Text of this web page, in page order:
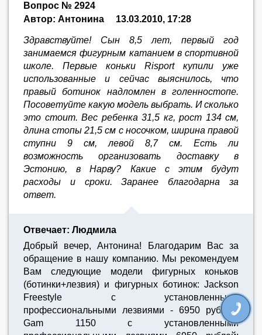
Вопрос № 2924
Автор: Антонина
13.03.2010, 17:28
Здравствуйте! Сын 8,5 лет, первый год
занимаемся фигурным катанием в спортивной
школе. Первые коньки Risport купили уже
использованные и сейчас выяснилось, что
правый ботинок надломлен в голенностопе.
Посоветуйте какую модель выбрать. И сколько
это стоит. Вес ребенка 31,5 кг, рост 134 см,
длина стопы 21,5 см с носочком, ширина правой
ступни 9 см, левой 8,7 см. Есть ли
возможность организовать доставку в
Эстонию, в Нарву? Какие с этим будут
расходы и сроки. Заранее благодарна за
ответ.
Отвечает: Людмила
Добрый вечер, Антонина! Благодарим Вас за
обращение в нашу компанию. Мы рекомендуем
Вам следующие модели фигурных коньков
(ботинки+лезвия) и фигурных ботинок: Jackson
Freestyle с установленными
профессиональными лезвиями - 6950 рублей;
Gam 1150 с установленными